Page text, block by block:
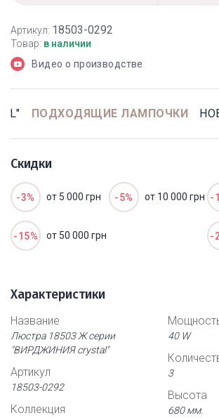
Артикул: 18503-0292
Товар: в наличии
Видео о производстве
ПОДХОДЯЩИЕ ЛАМПОЧКИ
Скидки
-3% от 5 000 грн -5% от 10 000 грн -
-15% от 50 000 грн -
Характеристики
Название
Люстра 18503 Ж серии
"ВИРДЖИНИЯ crystal"
Артикул
18503-0292
Коллекция
40 W
3
Высота
680 мм.